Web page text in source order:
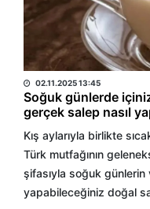
HABER MERKEZİ
02.11.2025 13:45
Soğuk günlerde
gerçek salep nasıl
Kış aylarıyla birlikte
Türk mutfağının
şifasıyla soğuk
yapabileceğiniz doğal